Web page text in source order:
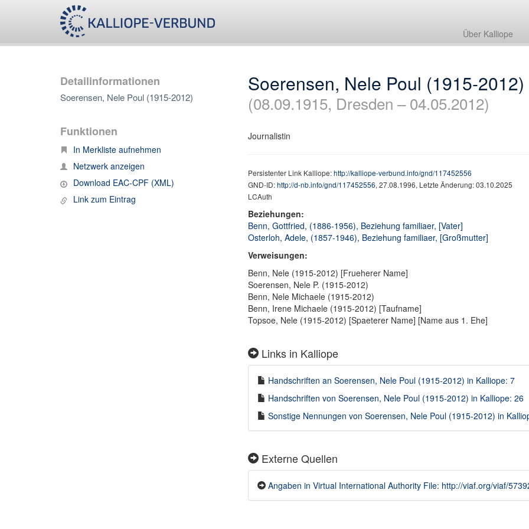
Über Kalliope
Detailinformationen
Soerensen, Nele Poul (1915-2012)
Funktionen
In Merkliste aufnehmen
Netzwerk anzeigen
Download EAC-CPF (XML)
Link zum Eintrag
Soerensen, Nele Poul (1915-2012)
(08.09.1915, Dresden – 04.05.2012)
Journalistin
Persistenter Link Kalliope:http://kalliope-verbund.info/gnd/117452556
GND-ID:http://d-nb.info/gnd/117452556, 27.08.1996, Letzte Änderung: 03.10.2025
LCAuth
Beziehungen:
Benn, Gottfried, (1886-1956), Beziehung familiaer, [Vater]
Osterloh, Adele, (1857-1946), Beziehung familiaer, [Großmutter]
Verweisungen:
Benn, Nele (1915-2012) [Frueherer Name]
Soerensen, Nele P. (1915-2012)
Benn, Nele Michaele (1915-2012)
Benn, Irene Michaele (1915-2012) [Taufname]
Topsoe, Nele (1915-2012) [Spaeterer Name] [Name aus 1. Ehe]
Links in Kalliope
Handschriften an Soerensen, Nele Poul (1915-2012) in Kalliope: 7
Handschriften von Soerensen, Nele Poul (1915-2012) in Kalliope: 26
Sonstige Nennungen von Soerensen, Nele Poul (1915-2012) in
Externe Quellen
Angaben in Virtual International Authority File: http://viaf.org/viaf/